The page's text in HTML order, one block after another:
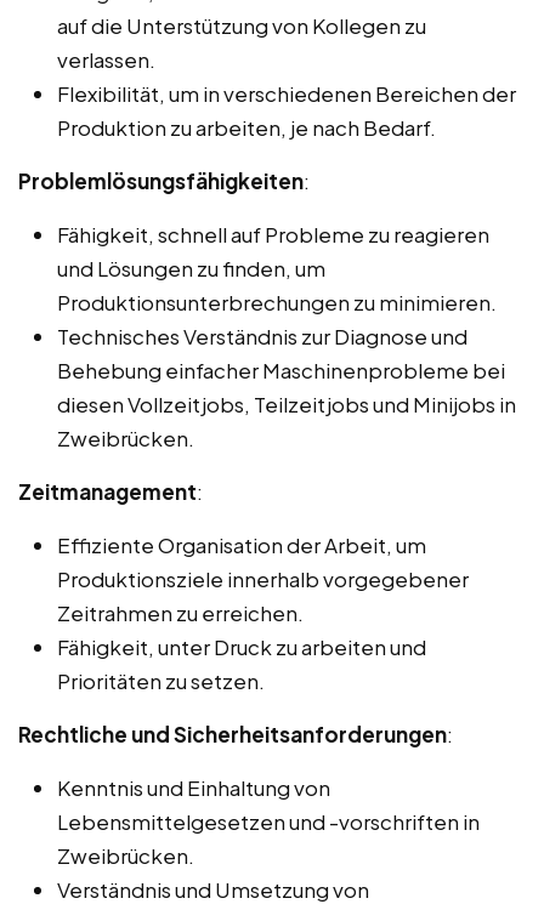
auf die Unterstützung von Kollegen zu
verlassen.
Flexibilität, um in verschiedenen Bereichen der
Produktion zu arbeiten, je nach Bedarf.
Problemlösungsfähigkeiten:
Fähigkeit, schnell auf Probleme zu reagieren
und Lösungen zu finden, um
Produktionsunterbrechungen zu minimieren.
Technisches Verständnis zur Diagnose und
Behebung einfacher Maschinenprobleme bei
diesen Vollzeitjobs, Teilzeitjobs und Minijobs in
Zweibrücken.
Zeitmanagement:
Effiziente Organisation der Arbeit, um
Produktionsziele innerhalb vorgegebener
Zeitrahmen zu erreichen.
Fähigkeit, unter Druck zu arbeiten und
Prioritäten zu setzen.
Rechtliche und Sicherheitsanforderungen:
Kenntnis und Einhaltung von
Lebensmittelgesetzen und -vorschriften in
Zweibrücken.
Verständnis und Umsetzung von